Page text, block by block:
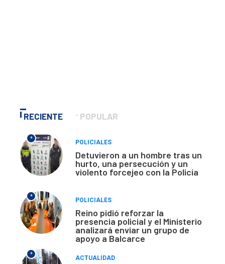
RECIENTE POPULAR
*
POLICIALES
Detuvieron a un hombre tras un
hurto, una persecución y un
violento forcejeo con la Policía
*
POLICIALES
Reino pidió reforzar la
presencia policial y el Ministerio
analizará enviar un grupo de
apoyo a Balcarce
*
ACTUALIDAD